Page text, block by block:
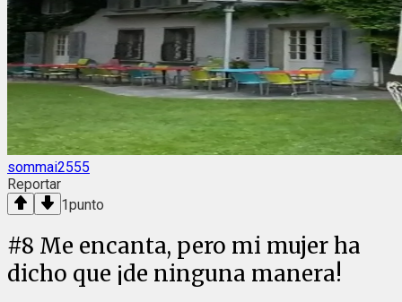
sommai2555
Reportar
1punto
#8 Me encanta, pero mi mujer ha
dicho que ¡de ninguna manera!